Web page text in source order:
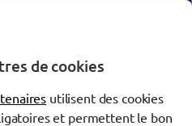
de cookies
utilisent des cookies
et permettent le bon